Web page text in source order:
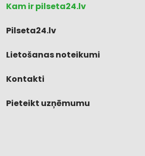
Kam ir pilseta24.lv
Pilseta24.lv
Lietošanas noteikumi
Kontakti
Pieteikt uzņēmumu